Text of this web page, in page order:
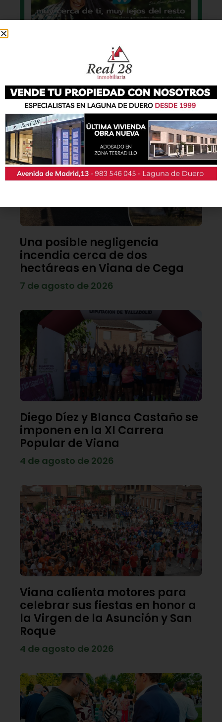
También podrás conseguir la revista en papel
gratuitaen todos los negocios
patrocinadores y en la Casa de las Artes.
Lo último
Una posible negligencia
incendia cerca de dos
hectáreas en Viana de Cega
7 de agosto de 2026
Diego Díez y Blanca Castaño se
imponen en la XI Carrera
Popular de Viana
4 de agosto de 2026
Viana calienta motores para
celebrar sus fiestas en honor a
la Virgen de la Asunción y San
Roque
4 de agosto de 2026